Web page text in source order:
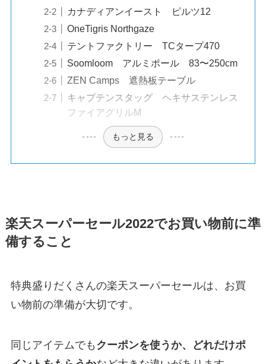
カナディアンイースト ピルツ12
OneTigris Northgaze
テントファクトリー TCタープ470
Soomloom アルミポール 83〜250cm
ZEN Camps 遮熱板テーブル
キャプテンスタッグ ヘキサステンレス
ファイアグリルM
もっと見る
楽天スーパーセール2022でお買い物前に準
備すること
特典盛りだくさんの楽天スーパーセールは、お買
い物前の準備が大切です。
同じアイテムでも クーポンを使うか、どれだけポ